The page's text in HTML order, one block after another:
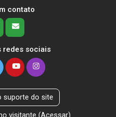
contato
redes sociais
suporte do site
visitante (Acessar)